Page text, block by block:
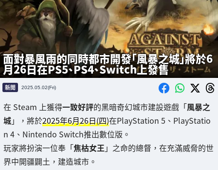
面對暴風雨的同時都市開發「風暴之城」將於6
月26日在PS5、PS4、Switch上發售
新聞 2025.05.02(Fri)
在 Steam 上獲得一致好評的黑暗奇幻城市建設遊戲「風暴之
城」，將於2025年6月26日(四)在PlayStation 5、PlayStatio
n 4、Nintendo Switch推出數位版。
玩家將扮演一位奉「焦枯女王 」之命的總督，在充滿威脅的世
界中開疆闢土，建造城市。